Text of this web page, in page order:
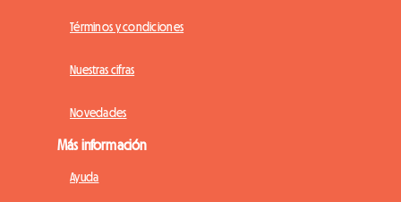
Términos y condiciones
Nuestras cifras
Novedades
Más información
Ayuda